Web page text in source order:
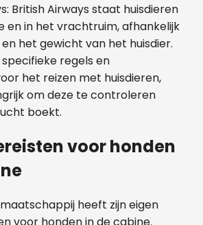
British Airways staat huisdieren
en in het vrachtruim, afhankelijk
het gewicht van het huisdier.
regels en
het reizen met huisdieren,
om deze te controleren
boekt.
voor honden
heeft zijn eigen
voor honden in de cabine.